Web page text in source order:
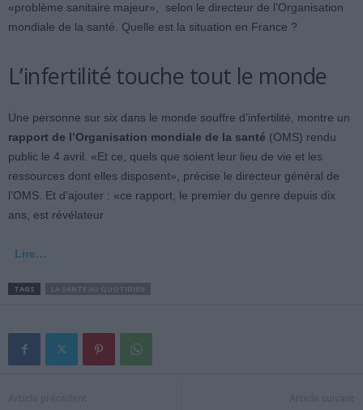
«problème sanitaire majeur», selon le directeur de l’Organisation
mondiale de la santé. Quelle est la situation en France ?
L’infertilité touche tout le monde
Une personne sur six dans le monde souffre d’infertilité, montre un
rapport de l’Organisation mondiale de la santé (OMS) rendu
public le 4 avril. «Et ce, quels que soient leur lieu de vie et les
ressources dont elles disposent», précise le directeur général de
l’OMS. Et d’ajouter : «ce rapport, le premier du genre depuis dix
ans, est révélateur
Lire…
TAGS